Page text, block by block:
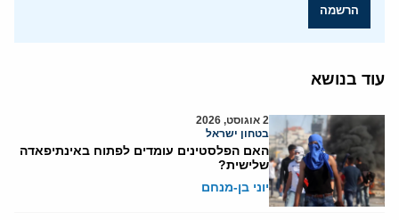
הרשמה
עוד בנושא
2 אוגוסט, 2026
בטחון ישראל
האם הפלסטינים עומדים לפתוח באינתיפאדה
שלישית?
יוני בן-מנחם